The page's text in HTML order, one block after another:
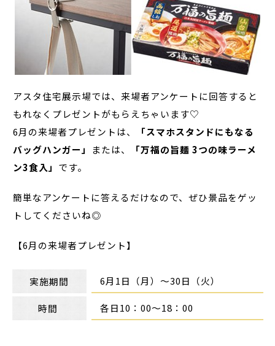
アスタ住宅展示場では、来場者アンケートに回答すると
もれなくプレゼントがもらえちゃいます♡
6月の来場者プレゼントは、
「スマホスタンドにもなる
バッグハンガー」
または、
「万福の旨麺 3つの味ラーメ
ン3食入」 です。
簡単なアンケートに答えるだけなので、ぜひ景品をゲッ
トしてくださいね◎
【6月の来場者プレゼント】
実施期間 6月1日（月）～30日（火）
時間 各日10：00～18：00